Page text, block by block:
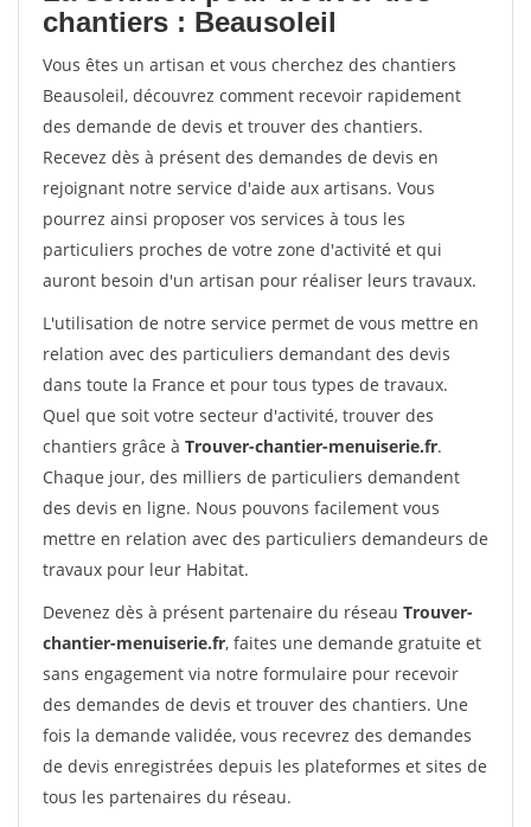
chantiers : Beausoleil
Vous êtes un artisan et vous cherchez des chantiers
Beausoleil, découvrez comment recevoir rapidement
des demande de devis et trouver des chantiers.
Recevez dès à présent des demandes de devis en
rejoignant notre service d'aide aux artisans. Vous
pourrez ainsi proposer vos services à tous les
particuliers proches de votre zone d'activité et qui
auront besoin d'un artisan pour réaliser leurs travaux.
L'utilisation de notre service permet de vous mettre en
relation avec des particuliers demandant des devis
dans toute la France et pour tous types de travaux.
Quel que soit votre secteur d'activité, trouver des
chantiers grâce à Trouver-chantier-menuiserie.fr.
Chaque jour, des milliers de particuliers demandent
des devis en ligne. Nous pouvons facilement vous
mettre en relation avec des particuliers demandeurs de
travaux pour leur Habitat.
Devenez dès à présent partenaire du réseau Trouver-
chantier-menuiserie.fr, faites une demande gratuite et
sans engagement via notre formulaire pour recevoir
des demandes de devis et trouver des chantiers. Une
fois la demande validée, vous recevrez des demandes
de devis enregistrées depuis les plateformes et sites de
tous les partenaires du réseau.